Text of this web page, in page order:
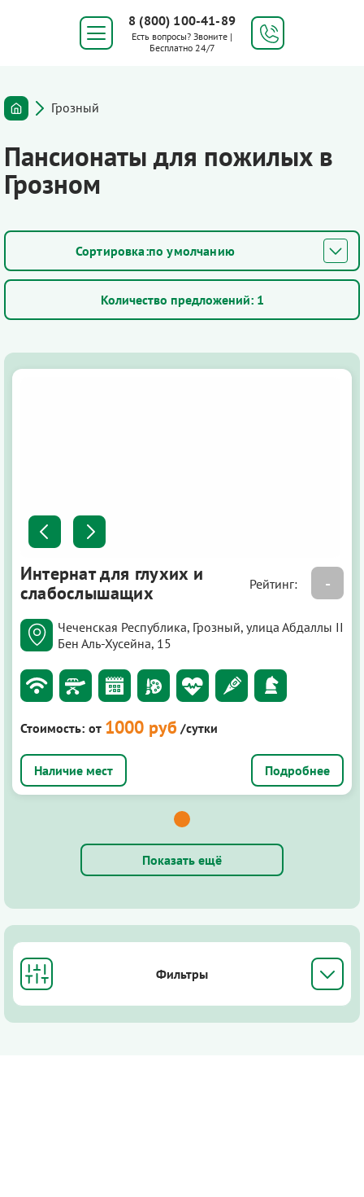
8 (800) 100-41-89
Есть вопросы? Звоните |
Бесплатно 24/7
Грозный
Пансионаты для пожилых в
Грозном
по умолчанию
Количество предложений: 1
Интернат для глухих и
слабослышащих
Рейтинг: -
Чеченская Республика, Грозный, улица Абдаллы II
Бен Аль-Хусейна, 15
Стоимость: от 1000 руб /сутки
Подробнее
Показать ещё
Фильтры